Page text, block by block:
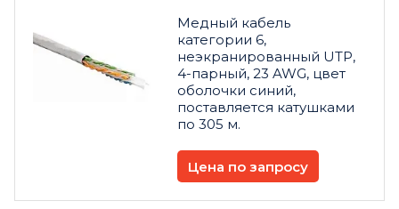
Медный кабель
категории 6,
неэкранированный UTP,
4-парный, 23 AWG, цвет
оболочки синий,
поставляется катушками
по 305 м.
Цена по запросу